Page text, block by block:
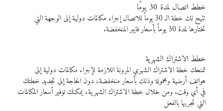
خطط اتصال لمدة 30 يومًا
تتيح لك خطة الـ 30 يوماً للاتصال إجراء مكالمات دولية إلى الوجهة التي
تختارها لمدة 30 يوماً بأسعار فايبر المنخفضة.
خطط الاشتراك الشهرية
تمنحك خطة الاشتراك الشهري المرونة اللازمة لإجراء مكالمات دولية إلى
هواتف أرضية ومحمولة وذلك بأسعار منخفضة، دون الحاجة إلى تجديد خطتك
في أي وقت. ومن خلال خطة الاشتراك الشهرية، يمكنك توفير أسعار المكالمات
التي تجريها بالفعل